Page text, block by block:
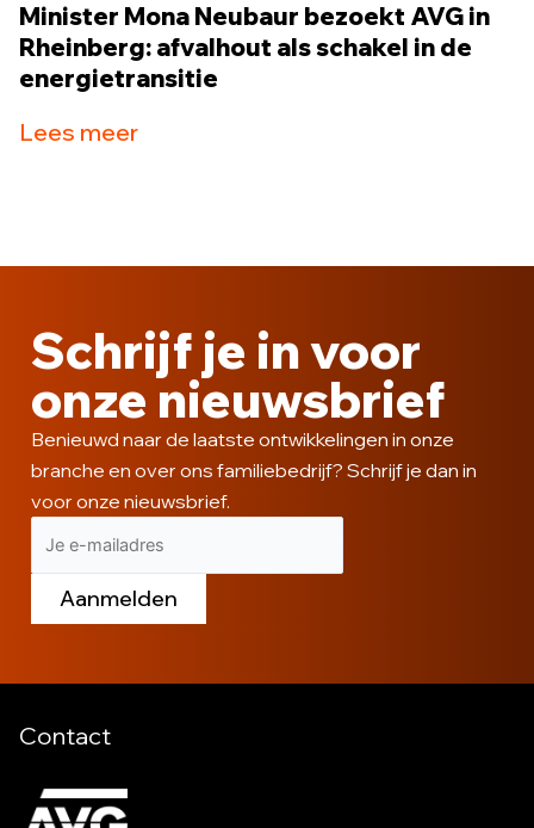
Minister Mona Neubaur bezoekt AVG in
Rheinberg: afvalhout als schakel in de
energietransitie
Lees meer
18-12-2025
AVG Baublocks zorgen voor veiligheid
op de kerstmarkt in Goch
Lees meer
11-12-2025
Waar het verleden spreekt
11-12-2025